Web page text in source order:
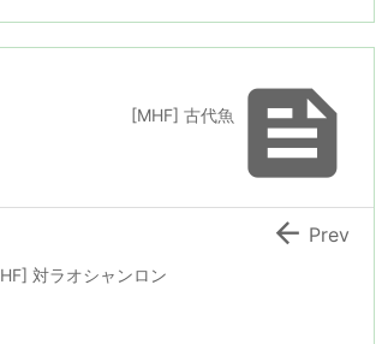

[MHF] 古代魚
対ラオシャンロン
 Prev